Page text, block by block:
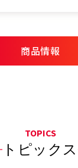
商品情報
TOPICS
トピックス